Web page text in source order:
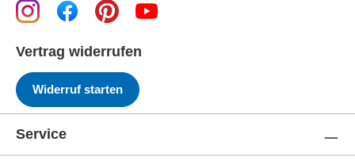
Vertrag widerrufen
Widerruf starten
Service